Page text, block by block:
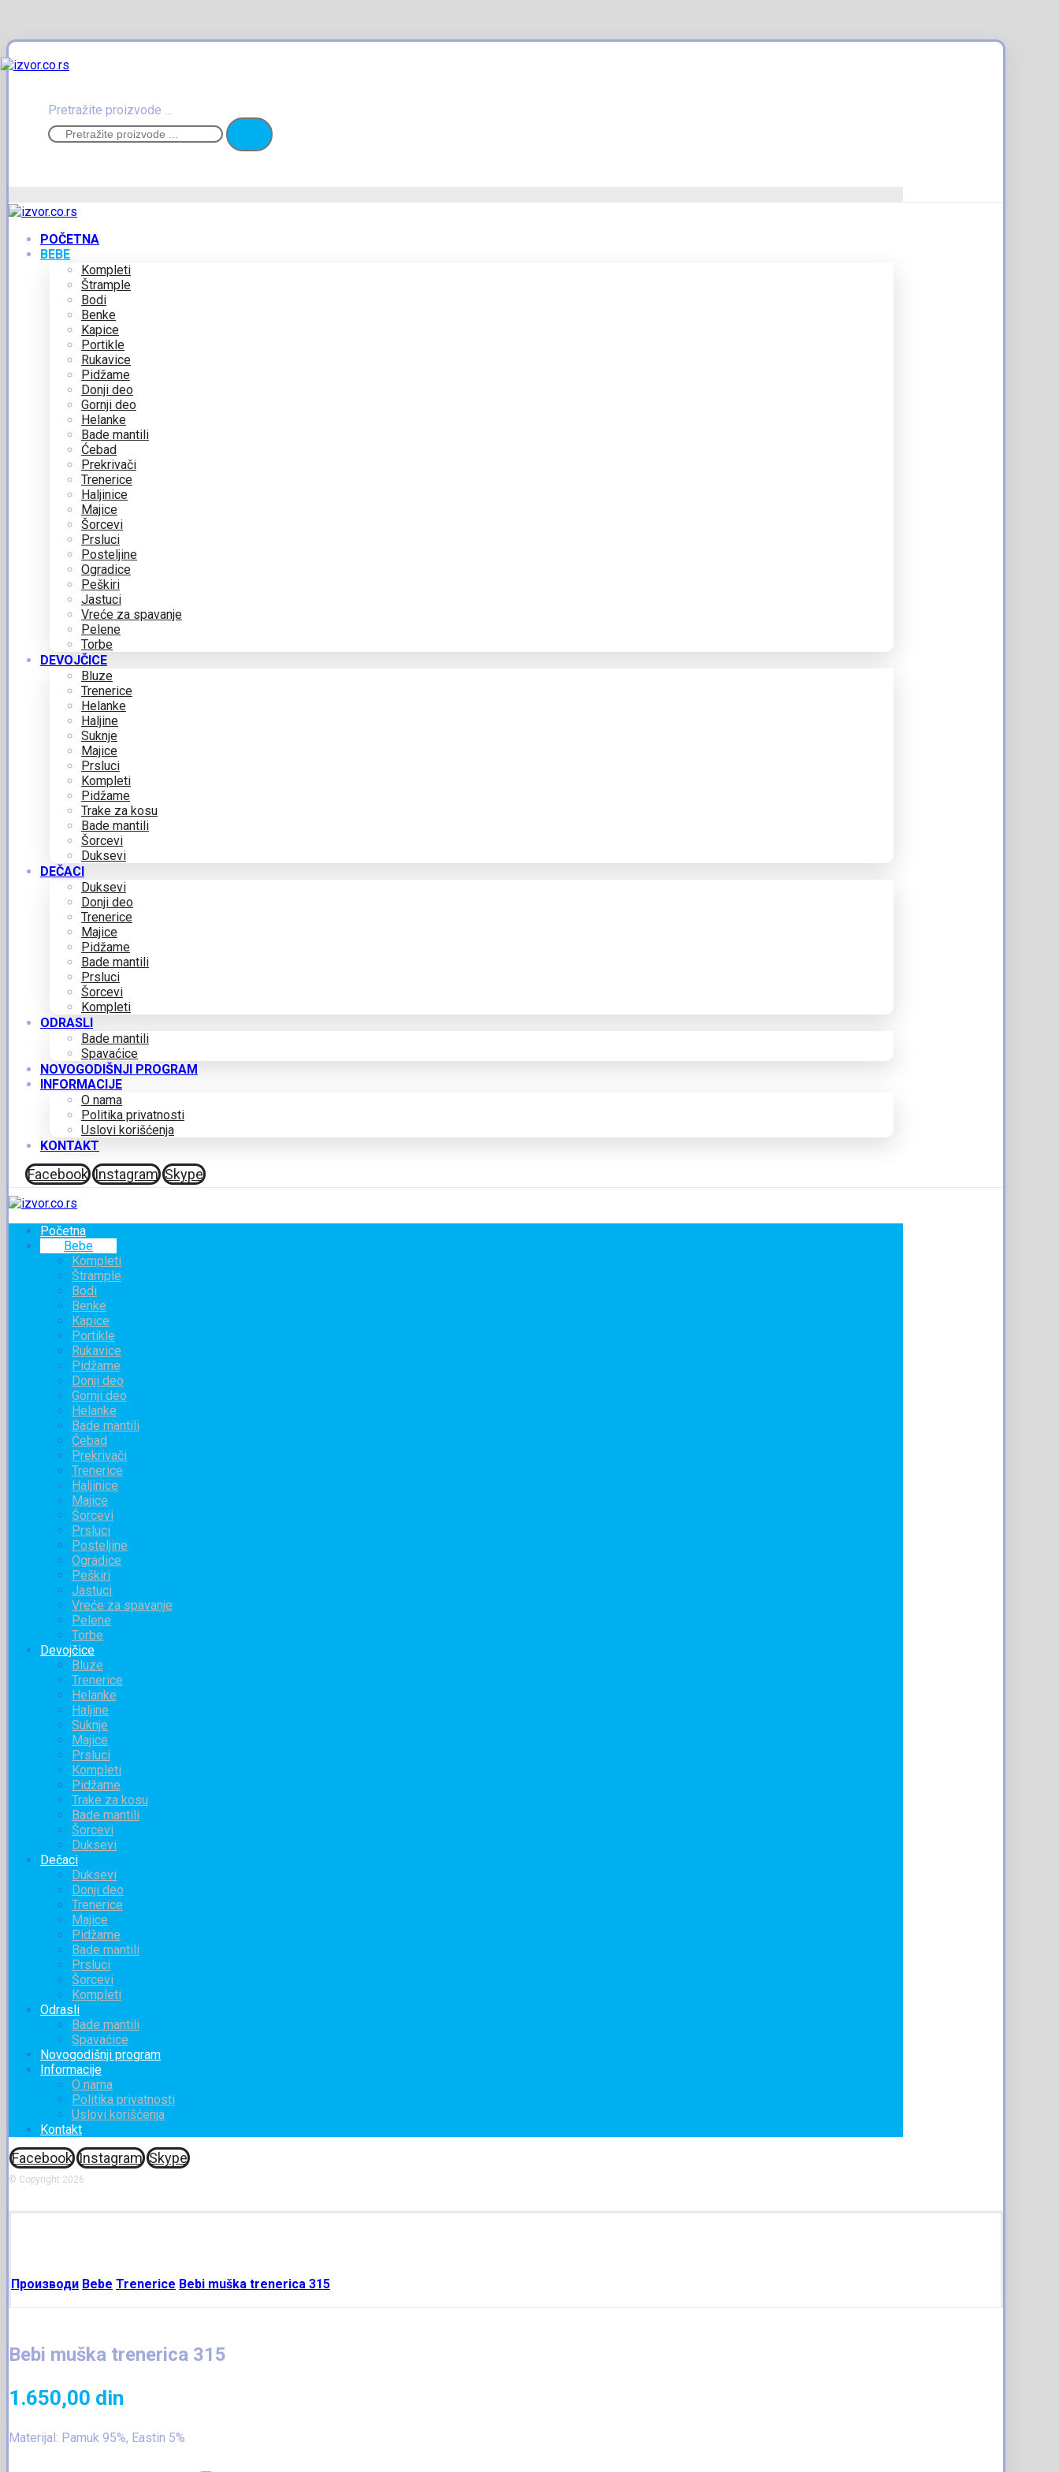
Pretražite proizvode ...
POČETNA
BEBE
Kompleti
Štrample
Bodi
Benke
Kapice
Portikle
Rukavice
Pidžame
Donji deo
Gornji deo
Helanke
Bade mantili
Ćebad
Prekrivači
Trenerice
Haljinice
Majice
Šorcevi
Prsluci
Posteljine
Ogradice
Peškiri
Jastuci
Vreće za spavanje
Pelene
Torbe
DEVOJČICE
Bluze
Trenerice
Helanke
Haljine
Suknje
Majice
Prsluci
Kompleti
Pidžame
Trake za kosu
Bade mantili
Šorcevi
Duksevi
DEČACI
Duksevi
Donji deo
Trenerice
Majice
Pidžame
Bade mantili
Prsluci
Šorcevi
Kompleti
ODRASLI
Bade mantili
Spavaćice
NOVOGODIŠNJI PROGRAM
INFORMACIJE
O nama
Politika privatnosti
Uslovi korišćenja
KONTAKT
Facebook Instagram Skype
Početna
Bebe
Kompleti
Štrample
Bodi
Benke
Kapice
Portikle
Rukavice
Pidžame
Donji deo
Gornji deo
Helanke
Bade mantili
Ćebad
Prekrivači
Trenerice
Haljinice
Majice
Šorcevi
Prsluci
Posteljine
Ogradice
Peškiri
Jastuci
Vreće za spavanje
Pelene
Torbe
Devojčice
Bluze
Trenerice
Helanke
Haljine
Suknje
Majice
Prsluci
Kompleti
Pidžame
Trake za kosu
Bade mantili
Šorcevi
Duksevi
Dečaci
Duksevi
Donji deo
Trenerice
Majice
Pidžame
Bade mantili
Prsluci
Šorcevi
Kompleti
Odrasli
Bade mantili
Spavaćice
Novogodišnji program
Informacije
O nama
Politika privatnosti
Uslovi korišćenja
Kontakt
Facebook Instagram Skype
© Copyright 2026
Производи Bebe Trenerice Bebi muška trenerica 315
Bebi muška trenerica 315
1.650,00 din
Materijal: Pamuk 95%, Eastin 5%